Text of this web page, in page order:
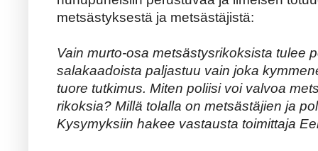
metsästyksestä ja metsästäjistä:
Vain murto-osa metsästysrikoksista tulee
salakaadoista paljastuu vain joka
tuore tutkimus. Miten poliisi voi valvoa
rikoksia? Millä tolalla on metsästäjien ja
Kysymyksiin hakee vastausta toimittaja